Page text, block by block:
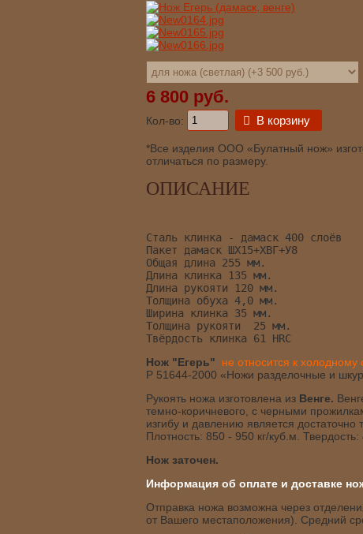
6 800 руб.
Кол-во: В корзину
*Все изделия ООО «Булатный нож»
отличаться по размеру.
ОПИСАНИЕ
Сталь клинка - дамаск 400 слоёв
Пакет дамаск ШХ15+ХВГ+У8
Общая длина 255 мм.
Длина клинка 135 мм.
Длина рукояти 120 мм.
Толщина обуха 4,0 мм.
Ширина клинка 35 мм.
Толщина рукояти  25 мм.
Твёрдость клинка 61 HRC
Нож "Егерь"
не относится к
Р 51644-2000 «Ножи разделочные и
Рукоять ножа изготовлена из Венге.
темно-коричневого, с черными
изгибу и давлению является
Плотность: 850 - 950 кг/куб.м. Твердость:
Нож заточен.
Информация об оплате и доставке
Отправка ножа возможна через
от Вашего местаположения). Средний